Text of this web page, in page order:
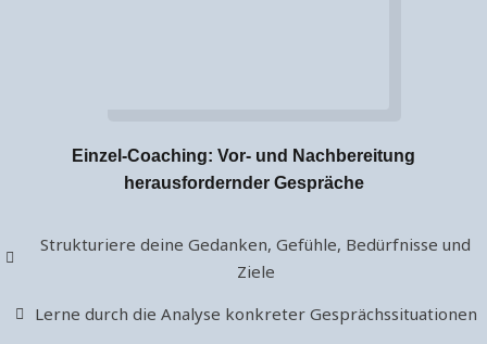
Einzel-Coaching: Vor- und Nachbereitung
herausfordernder Gespräche
Strukturiere deine Gedanken, Gefühle, Bedürfnisse und
Ziele
Lerne durch die Analyse konkreter Gesprächssituationen